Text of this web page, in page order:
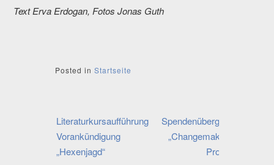
Text Erva Erdogan, Fotos Jonas Guth
Posted in Startseite
Beitragsnavigation
Literaturkursaufführung
Vorankündigung
„Hexenjagd“
Spendenübergabe
„Changemaker“-
Projekt